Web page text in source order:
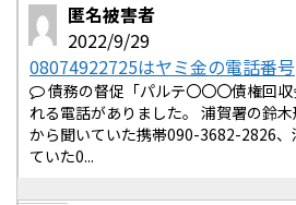
匿名被害者
2022/9/29
08074922725はヤミ金の電話番号
債務の督促「パルテ〇〇〇債権回
れる電話がありました。 浦賀署の鈴
から聞いていた携帯090-3682-2826
ていた0...